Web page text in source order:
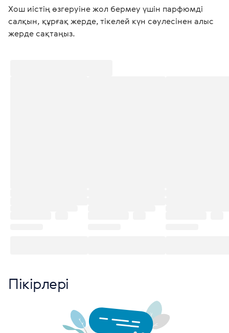
Хош иістің өзгеруіне жол бермеу үшін парфюмді
салқын, құрғақ жерде, тікелей күн сәулесінен алыс
жерде сақтаңыз.
Пікірлері